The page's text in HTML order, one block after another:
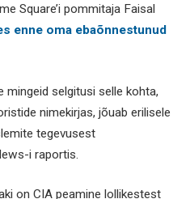
Square’i pommitaja Faisal
enne oma ebaõnnestunud
mingeid selgitusi selle kohta,
nimekirjas, jõuab erilisele
tegevusest
i raportis.
on CIA peamine lollikestest